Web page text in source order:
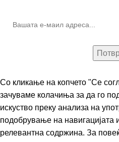
Со кликање на копчето "Се
зачуваме колачиња за да го
искуство преку анализа на
подобрување на навигацијата
релевантна содржина. За